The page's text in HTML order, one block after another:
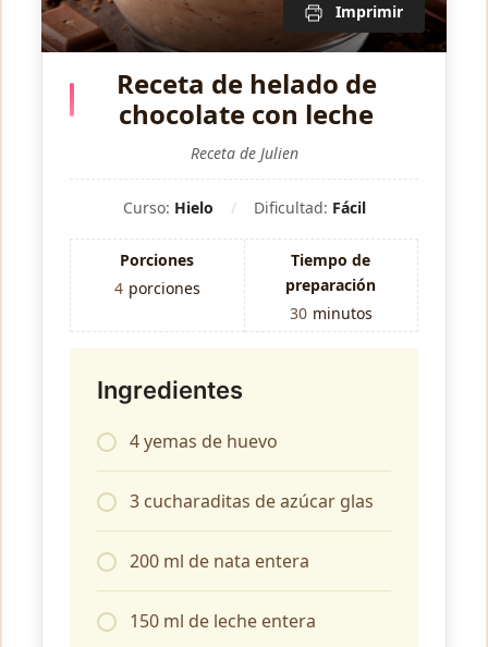
Imprimir
Receta de helado de
chocolate con leche
Receta de Julien
Curso: Hielo Dificultad: Fácil
Porciones
4 porciones
Tiempo de
preparación
30 minutos
Ingredientes
4 yemas de huevo
3 cucharaditas de azúcar glas
200 ml de nata entera
150 ml de leche entera